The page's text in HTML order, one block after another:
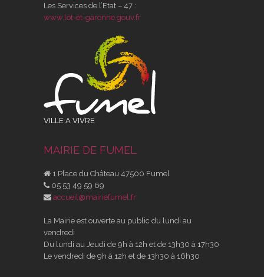
Les Services de l’Etat – 47 :
www.lot-et-garonne.gouv.fr
VILLE A VIVRE
MAIRIE DE FUMEL
1 Place du Château 47500 Fumel
05 53 49 59 69
accueil@mairiefumel.fr
La Mairie est ouverte au public du lundi au
vendredi
Du lundi au Jeudi de 9h à 12h et de 13h30 à 17h30
Le vendredi de 9h à 12h et de 13h30 à 16h30